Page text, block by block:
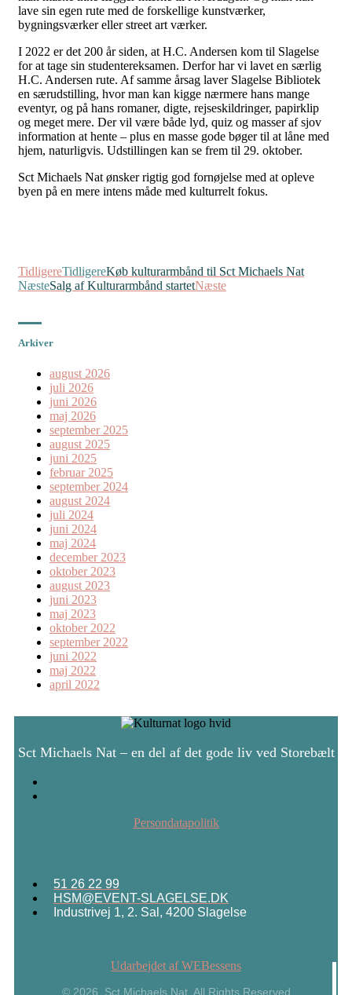
lave sin egen rute med de forskellige kunstværker,
bygningsværker eller street art værker.
I 2022 er det 200 år siden, at H.C. Andersen kom til Slagelse
for at tage sin studentereksamen. Derfor har vi lavet en særlig
H.C. Andersen rute. Af samme årsag laver Slagelse Bibliotek
en særudstilling, hvor man kan kigge nærmere hans mange
eventyr, og på hans romaner, digte, rejseskildringer, papirklip
og meget mere. Der vil være både lyd, quiz og masser af sjov
information at hente – plus en masse gode bøger til at låne med
hjem, naturligvis. Udstillingen kan se frem til 29. oktober.
Sct Michaels Nat ønsker rigtig god fornøjelse med at opleve
byen på en mere intens måde med kulturrelt fokus.
TidligereTidligereKøb kulturarmbånd til Sct Michaels Nat
NæsteSalg af Kulturarmbånd startetNæste
Arkiver
august 2026
juli 2026
juni 2026
maj 2026
september 2025
august 2025
juni 2025
februar 2025
september 2024
august 2024
juli 2024
juni 2024
maj 2024
december 2023
oktober 2023
august 2023
juni 2023
maj 2023
oktober 2022
september 2022
juni 2022
maj 2022
april 2022
Sct Michaels Nat – en del af det gode liv ved Storebælt
Persondatapolitik
51 26 22 99
HSM@EVENT-SLAGELSE.DK
Industrivej 1, 2. Sal, 4200 Slagelse
Udarbejdet af WEBessens
© 2026, Sct Michaels Nat. All Rights Reserved